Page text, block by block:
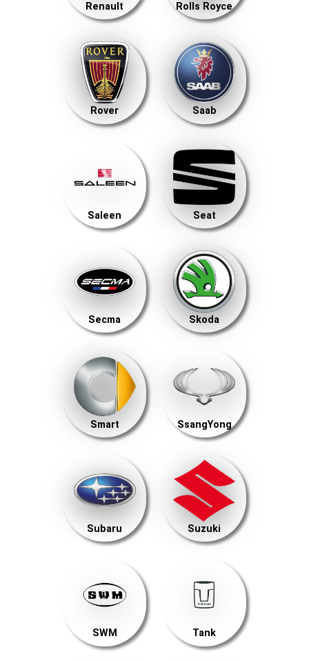
Renault Rolls Royce
Rover Saab
Saleen Seat
Secma Skoda
Smart SsangYong
Subaru Suzuki
SWM Tank